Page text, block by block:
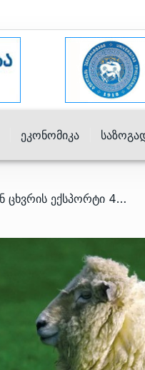
Ეკონომიკა
/ საქართველოდან ცხვრის ექსპორტი 40%-ით შემცირდა – სად ვყიდით?